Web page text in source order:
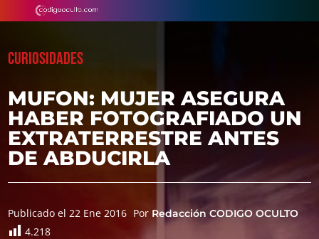
CURIOSIDADES
MUFON: MUJER ASEGURA
HABER FOTOGRAFIADO UN
EXTRATERRESTRE ANTES
DE ABDUCIRLA
Publicado el 22 Ene 2016 Por Redacción CODIGO OCULTO
4.218